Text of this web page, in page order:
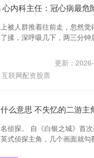
内科主任：冠心病最
被人群推着往前走，忽然
揉，深呼吸几下，两三分
更新：
互联网配资股票
么意思 不失忆的二游
侦探。 自《白银之城》首
式侦探主角，几个画面就